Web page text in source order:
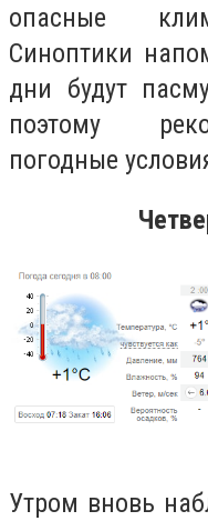
опасные
Синоптики
дни будут
поэтому
погодные
Утром вновь